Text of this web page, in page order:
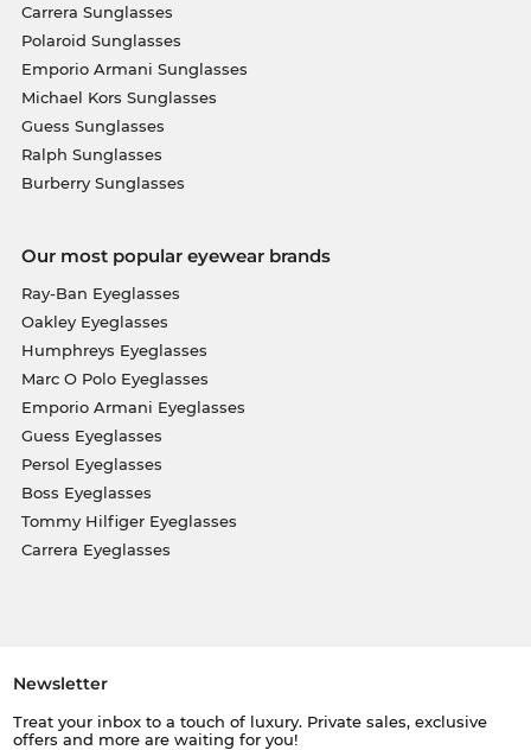
Carrera Sunglasses
Polaroid Sunglasses
Emporio Armani Sunglasses
Michael Kors Sunglasses
Guess Sunglasses
Ralph Sunglasses
Burberry Sunglasses
Our most popular eyewear brands
Ray-Ban Eyeglasses
Oakley Eyeglasses
Humphreys Eyeglasses
Marc O Polo Eyeglasses
Emporio Armani Eyeglasses
Guess Eyeglasses
Persol Eyeglasses
Boss Eyeglasses
Tommy Hilfiger Eyeglasses
Carrera Eyeglasses
Newsletter
Treat your inbox to a touch of luxury. Private sales, exclusive
offers and more are waiting for you!